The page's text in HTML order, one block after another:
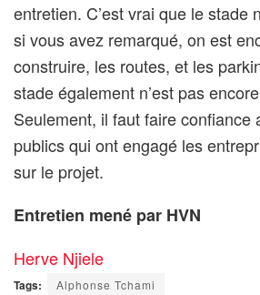
entretien. C’est vrai que le stade
si vous avez remarqué, on est
construire, les routes, et les
stade également n’est pas
Seulement, il faut faire confiance
publics qui ont engagé les
sur le projet.
Entretien mené par HVN
Herve Njiele
Tags: Alphonse Tchami